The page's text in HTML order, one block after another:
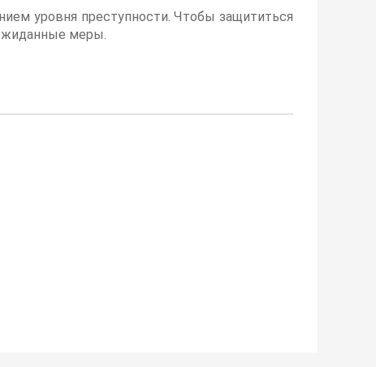
уровня преступности. Чтобы защититься
меры.